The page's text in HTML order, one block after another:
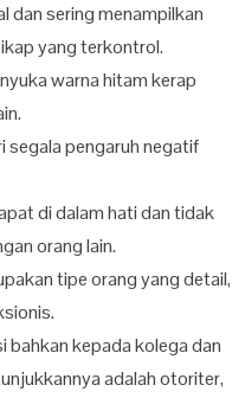
dan sering menampilkan
yang terkontrol.
warna hitam kerap
segala pengaruh negatif
di dalam hati dan tidak
orang lain.
tipe orang yang detail,
kepada kolega dan
adalah otoriter,